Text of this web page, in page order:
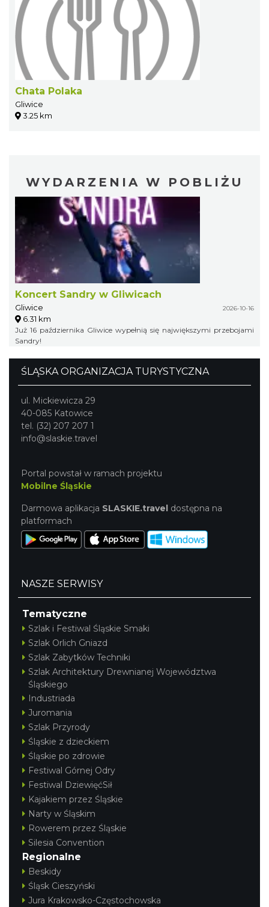
Chata Polaka
Gliwice
3.25 km
WYDARZENIA W POBLIŻU
Koncert Sandry w Gliwicach
Gliwice 2026-10-16
6.31 km
Już 16 października Gliwice wypełnią się największymi przebojami
Sandry!
ŚLĄSKA ORGANIZACJA TURYSTYCZNA
ul. Mickiewicza 29
40-085 Katowice
tel. (32) 207 207 1
info@slaskie.travel
Portal powstał w ramach projektu
Mobilne Śląskie
Darmowa aplikacja SLASKIE.travel dostępna na
platformach
NASZE SERWISY
Tematyczne
Szlak i Festiwal Śląskie Smaki
Szlak Orlich Gniazd
Szlak Zabytków Techniki
Szlak Architektury Drewnianej Województwa
Śląskiego
Industriada
Juromania
Szlak Przyrody
Śląskie z dzieckiem
Śląskie po zdrowie
Festiwal Górnej Odry
Festiwal DziewięćSił
Kajakiem przez Śląskie
Narty w Śląskim
Rowerem przez Śląskie
Silesia Convention
Regionalne
Beskidy
Śląsk Cieszyński
Jura Krakowsko-Częstochowska